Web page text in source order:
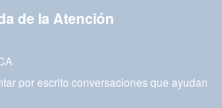
de la Atención
por escrito conversaciones que ayudan